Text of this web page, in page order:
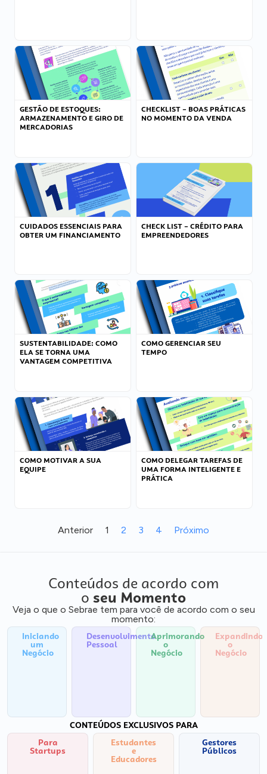
GESTÃO DE ESTOQUES:
ARMAZENAMENTO E GIRO DE
MERCADORIAS
CHECKLIST – BOAS PRÁTICAS
NO MOMENTO DA VENDA
CUIDADOS ESSENCIAIS PARA
OBTER UM FINANCIAMENTO
CHECK LIST – CRÉDITO PARA
EMPREENDEDORES
SUSTENTABILIDADE: COMO
ELA SE TORNA UMA
VANTAGEM COMPETITIVA
COMO GERENCIAR SEU
TEMPO
COMO MOTIVAR A SUA
EQUIPE
COMO DELEGAR TAREFAS DE
UMA FORMA INTELIGENTE E
PRÁTICA
Anterior 1 2 3 4 Próximo
Conteúdos de acordo com
o seu Momento
Veja o que o Sebrae tem para você de acordo com o seu
momento:
Iniciando
um
Negócio
Desenvolvimento
Pessoal
Aprimorando
o
Negócio
Expandindo
o
Negócio
CONTEÚDOS EXCLUSIVOS PARA
Para
Startups
Estudantes
e
Educadores
Gestores
Públicos